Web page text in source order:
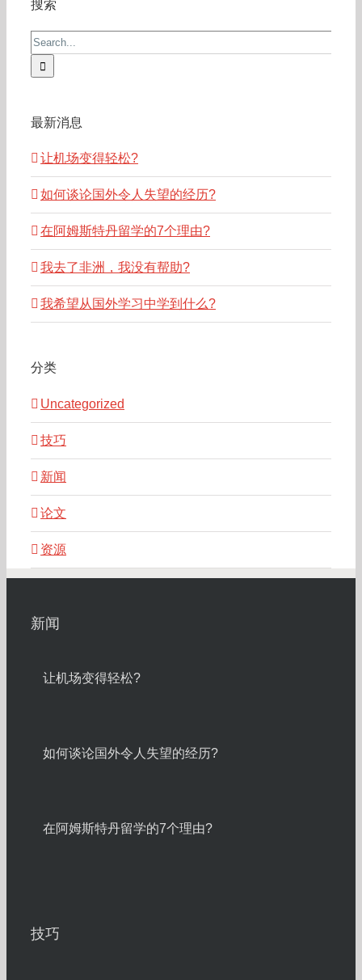
搜索
Search
for:
最新消息
让机场变得轻松?
如何谈论国外令人失望的经历?
在阿姆斯特丹留学的7个理由?
我去了非洲，我没有帮助?
我希望从国外学习中学到什么?
分类
Uncategorized
技巧
新闻
论文
资源
新闻
让机场变得轻松?
如何谈论国外令人失望的经历?
在阿姆斯特丹留学的7个理由?
技巧